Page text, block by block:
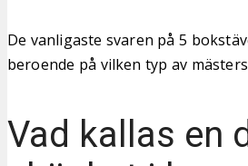
De vanligaste svaren på 5
beroende på vilken typ av
Vad kallas en